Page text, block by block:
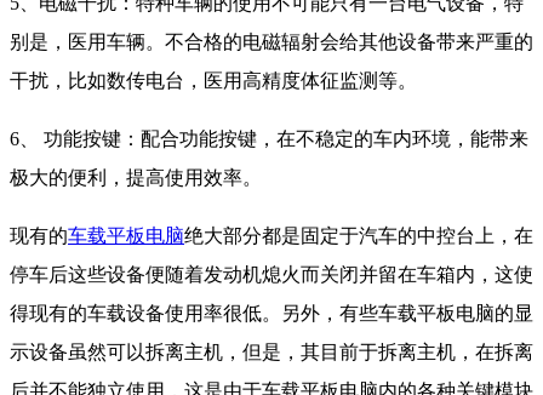
别是，医用车辆。不合格的电磁辐射会给其他设备带来严重的
干扰，比如数传电台，医用高精度体征监测等。
6、 功能按键：配合功能按键，在不稳定的车内环境，能带来
极大的便利，提高使用效率。
现有的车载平板电脑绝大部分都是固定于汽车的中控台上，在
停车后这些设备便随着发动机熄火而关闭并留在车箱内，这使
得现有的车载设备使用率很低。另外，有些车载平板电脑的显
示设备虽然可以拆离主机，但是，其目前于拆离主机，在拆离
后并不能独立使用，这是由于车载平板电脑内的各种关键模块